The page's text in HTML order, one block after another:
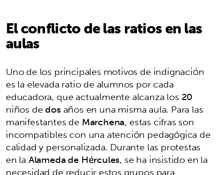
El conflicto de las ratios en las
aulas
Uno de los principales motivos de indignación
es la elevada ratio de alumnos por cada
educadora, que actualmente alcanza los 20
niños dedosaños en una misma aula. Para las
manifestantes de Marchena, estas cifras son
incompatibles con una atención pedagógica de
calidad y personalizada. Durante las protestas
en laAlameda de Hércules, se ha insistido en la